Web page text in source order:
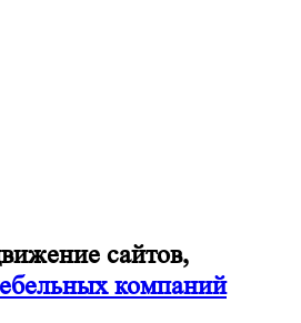
сайтов,
компаний